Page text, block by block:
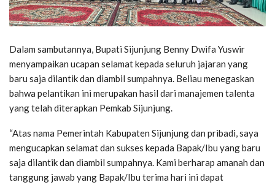
Dalam sambutannya, Bupati Sijunjung Benny Dwifa Yuswir
menyampaikan ucapan selamat kepada seluruh jajaran yang
baru saja dilantik dan diambil sumpahnya. Beliau menegaskan
bahwa pelantikan ini merupakan hasil dari manajemen talenta
yang telah diterapkan Pemkab Sijunjung.
“Atas nama Pemerintah Kabupaten Sijunjung dan pribadi, saya
mengucapkan selamat dan sukses kepada Bapak/Ibu yang baru
saja dilantik dan diambil sumpahnya. Kami berharap amanah dan
tanggung jawab yang Bapak/Ibu terima hari ini dapat